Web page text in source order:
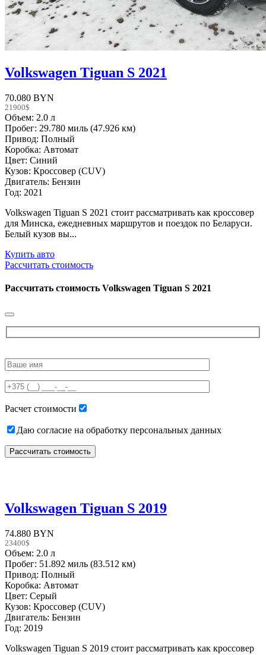
Volkswagen Tiguan S 2021
70.080 BYN
21900$
Объем: 2.0 л
Пробег: 29.780 миль (47.926 км)
Привод: Полный
Коробка: Автомат
Цвет: Синий
Кузов: Кроссовер (CUV)
Двигатель: Бензин
Год: 2021
Volkswagen Tiguan S 2021 стоит рассматривать как кроссовер
для Минска, ежедневных маршрутов и поездок по Беларуси.
Белый кузов вы...
Купить авто
Рассчитать стоимость
Рассчитать стоимость Volkswagen Tiguan S 2021
leave
field
empty.
Расчет стоимости
Даю согласие на обработку персональных данных
Volkswagen Tiguan S 2019
74.880 BYN
23400$
Объем: 2.0 л
Пробег: 51.892 миль (83.512 км)
Привод: Полный
Коробка: Автомат
Цвет: Серый
Кузов: Кроссовер (CUV)
Двигатель: Бензин
Год: 2019
Volkswagen Tiguan S 2019 стоит рассматривать как кроссовер